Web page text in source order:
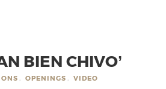
BIEN CHIVO’
, OPENINGS , VIDEO